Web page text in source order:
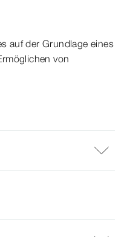
auf der Grundlage eines
von